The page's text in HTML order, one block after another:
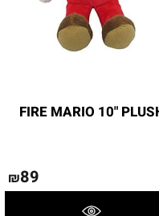
FIRE MARIO 10"
₪89